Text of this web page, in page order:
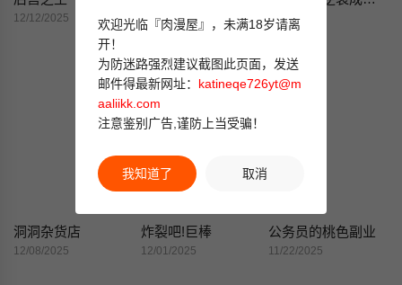
12/12/2025 12/10/2025 12/08/2025
洞洞杂货店
12/08/2025
炸裂吧!巨棒
12/01/2025
公务员的桃色副业
11/22/2025
欢迎光临『肉漫屋』，未满18岁请离
开！
为防迷路强烈建议截图此页面，发送
邮件得最新网址： katineqe726yt@m
aaliikk.com
注意鉴别广告,谨防上当受骗！
我知道了 取消